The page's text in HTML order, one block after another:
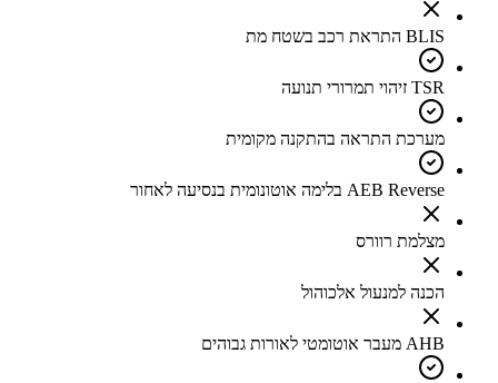
BLIS התראת רכב בשטח מת
TSR זיהוי תמרורי תנועה
מערכת התראה בהתקנה מקומית
AEB Reverse בלימה אוטונומית בנסיעה לאחור
מצלמת רוורס
הכנה למנעול אלכוהול
AHB מעבר אוטומטי לאורות גבוהים